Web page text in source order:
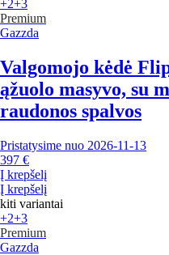
+2+3
Premium
Gazzda
Valgomojo kėdė
ąžuolo masyvo, su
raudonos spalvos
Pristatysime nuo 2026‑11‑13
397 €
Į krepšelį
Į krepšelį
kiti variantai
+2+3
Premium
Gazzda